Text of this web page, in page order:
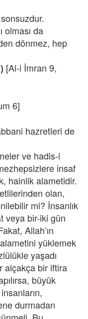
olması da
dönmez, hep
[Al-i İmran 9,
6]
hazretleri de
ve hadis-i
insaf
hainlik alametidir.
olan,
mi? İnsanlık
veya bir-iki gün
Allah’ın
yüklemek
yaşadı
alçakça bir iftira
büyük
durmadan